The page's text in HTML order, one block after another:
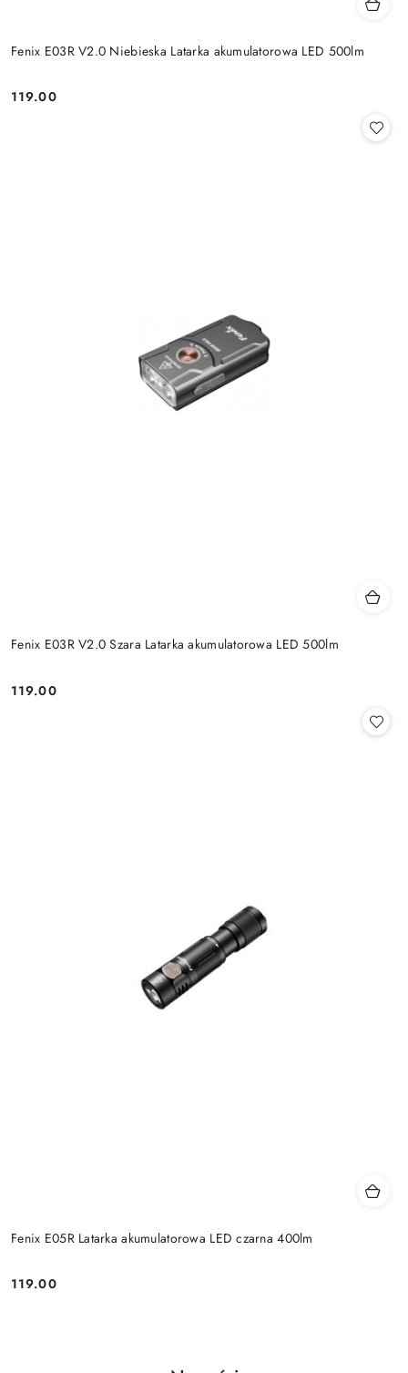
Fenix E03R V2.0 Niebieska Latarka akumulatorowa LED 500lm
Cena:
119.00
Fenix E03R V2.0 Szara Latarka akumulatorowa LED 500lm
Cena:
119.00
Fenix E05R Latarka akumulatorowa LED czarna 400lm
Cena:
119.00